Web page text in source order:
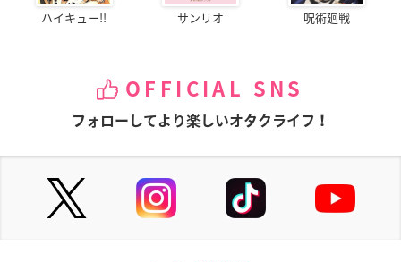
ハイキュー!! サンリオ 呪術廻戦
OFFICIAL SNS
フォローしてより楽しいオタクライフ！